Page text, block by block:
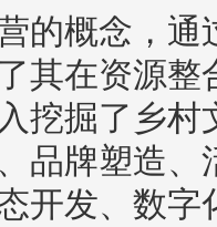
的概念，
其在资源
挖掘了乡
品牌塑造
开发、数